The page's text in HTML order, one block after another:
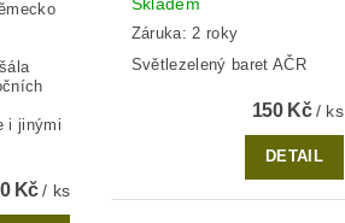
i jinými
Kč/ ks
Záruka: 2 roky
Světlezelený baret AČR
150 Kč/ ks
DETAIL